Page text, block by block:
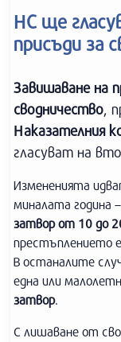
НС ще
присъди за
Завишаване на
сводничество,
Наказателния
гласуват на
Измененията
миналата година
затвор от 10 до
престъплението
В останалите
една или
затвор.
С лишаване от